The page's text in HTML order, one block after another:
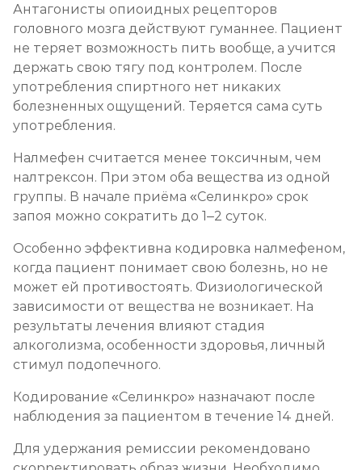
Антагонисты опиоидных рецепторов
головного мозга действуют гуманнее. Пациент
не теряет возможность пить вообще, а учится
держать свою тягу под контролем. После
употребления спиртного нет никаких
болезненных ощущений. Теряется сама суть
употребления.
Налмефен считается менее токсичным, чем
налтрексон. При этом оба вещества из одной
группы. В начале приёма «Селинкро» срок
запоя можно сократить до 1–2 суток.
Особенно эффективна кодировка налмефеном,
когда пациент понимает свою болезнь, но не
может ей противостоять. Физиологической
зависимости от вещества не возникает. На
результаты лечения влияют стадия
алкоголизма, особенности здоровья, личный
стимул подопечного.
Кодирование «Селинкро» назначают после
наблюдения за пациентом в течение 14 дней.
Для удержания ремиссии рекомендовано